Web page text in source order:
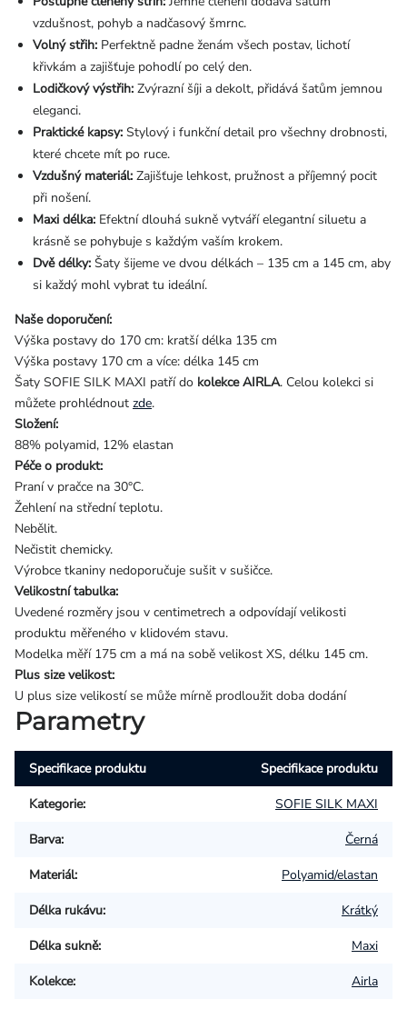
vzdušnost, pohyb a nadčasový šmrnc.
Volný střih: Perfektně padne ženám všech postav, lichotí
křivkám a zajišťuje pohodlí po celý den.
Lodičkový výstřih: Zvýrazní šíji a dekolt, přidává šatům jemnou
eleganci.
Praktické kapsy: Stylový i funkční detail pro všechny drobnosti,
které chcete mít po ruce.
Vzdušný materiál: Zajišťuje lehkost, pružnost a příjemný pocit
při nošení.
Maxi délka: Efektní dlouhá sukně vytváří elegantní siluetu a
krásně se pohybuje s každým vaším krokem.
Dvě délky: Šaty šijeme ve dvou délkách – 135 cm a 145 cm, aby
si každý mohl vybrat tu ideální.
Naše doporučení:
Výška postavy do 170 cm: kratší délka 135 cm
Výška postavy 170 cm a více: délka 145 cm
Šaty SOFIE SILK MAXI patří do kolekce AIRLA. Celou kolekci si
můžete prohlédnout zde.
Složení:
88% polyamid, 12% elastan
Péče o produkt:
Praní v pračce na 30°C.
Žehlení na střední teplotu.
Nebělit.
Nečistit chemicky.
Výrobce tkaniny nedoporučuje sušit v sušičce.
Velikostní tabulka:
Uvedené rozměry jsou v centimetrech a odpovídají velikosti
produktu měřeného v klidovém stavu.
Modelka měří 175 cm a má na sobě velikost XS, délku 145 cm.
Plus size velikost:
U plus size velikostí se může mírně prodloužit doba dodání
Parametry
Specifikace produktu Specifikace produktu
Kategorie: SOFIE SILK MAXI
Barva: Černá
Materiál: Polyamid/elastan
Délka rukávu: Krátký
Délka sukně: Maxi
Kolekce: Airla